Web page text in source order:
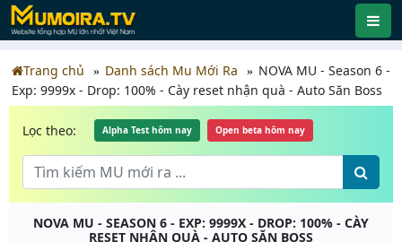
Trang chủ Danh sách Mu Mới Ra
NOVA MU - Season 6 -
Exp: 9999x - Drop: 100% - Cày reset nhận quà - Auto Săn Boss
Lọc theo: Alpha Test hôm nay Open beta hôm nay
NOVA MU - SEASON 6 - EXP: 9999X - DROP: 100% - CÀY
RESET NHẬN QUÀ - AUTO SĂN BOSS